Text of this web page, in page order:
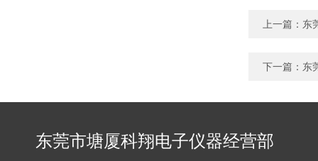
上一篇： 东
下一篇： 东
东莞市塘厦科翔电子仪器经营部